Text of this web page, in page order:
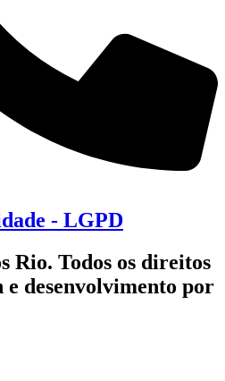
- LGPD
Rio. Todos os direitos
e desenvolvimento por